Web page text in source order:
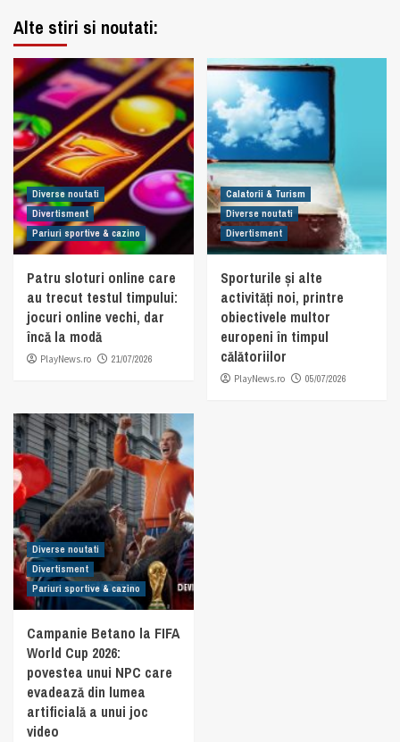
Alte stiri si noutati:
Diverse noutati
Divertisment
Pariuri sportive & cazino
Patru sloturi online care
au trecut testul timpului:
jocuri online vechi, dar
încă la modă
PlayNews.ro 21/07/2026
Calatorii & Turism
Diverse noutati
Divertisment
Sporturile și alte
activități noi, printre
obiectivele multor
europeni în timpul
călătoriilor
PlayNews.ro 05/07/2026
Diverse noutati
Divertisment
Pariuri sportive & cazino
Campanie Betano la FIFA
World Cup 2026:
povestea unui NPC care
evadează din lumea
artificială a unui joc
video